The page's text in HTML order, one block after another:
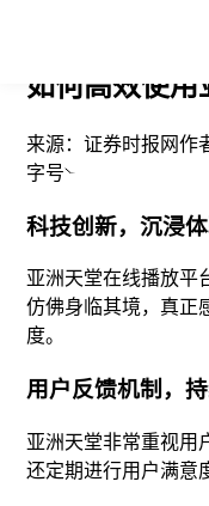
如何高效使
来源： 证券时报网作
字号
科技创新，沉浸
亚洲天堂在线播放平
仿佛身临其境，真正
度。
用户反馈机制，
亚洲天堂非常重视用
还定期进行用户满意